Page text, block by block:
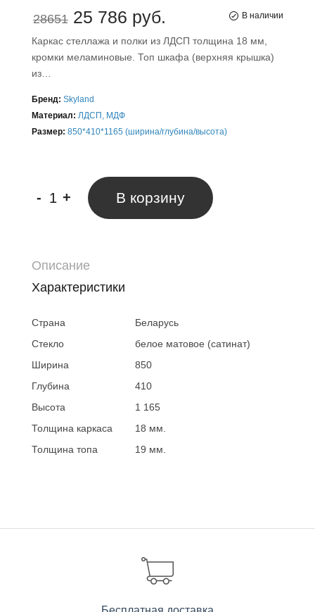
28651 25 786 руб. В наличии
Каркас стеллажа и полки из ЛДСП толщина 18 мм,
кромки меламиновые. Топ шкафа (верхняя крышка)
из…
Бренд: Skyland
Материал: ЛДСП, МДФ
Размер: 850*410*1165 (ширина/глубина/высота)
- + В корзину
Описание
Характеристики
Страна
Беларусь
Стекло
белое матовое (сатинат)
Ширина
850
Глубина
410
Высота
1 165
Толщина каркаса
18 мм.
Толщина топа
19 мм.